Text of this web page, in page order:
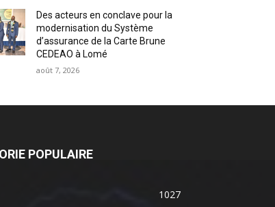
Des acteurs en conclave pour la
modernisation du Système
d’assurance de la Carte Brune
CEDEAO à Lomé
août 7, 2026
POPULAIRE
1027